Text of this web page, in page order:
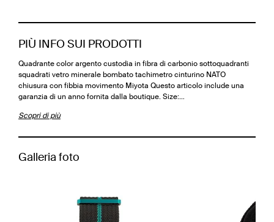
PIÙ INFO SUI PRODOTTI
Quadrante color argento custodia in fibra di carbonio sottoquadranti
squadrati vetro minerale bombato tachimetro cinturino NATO
chiusura con fibbia movimento Miyota Questo articolo include una
garanzia di un anno fornita dalla boutique. Size:…
Scopri di più
Galleria foto